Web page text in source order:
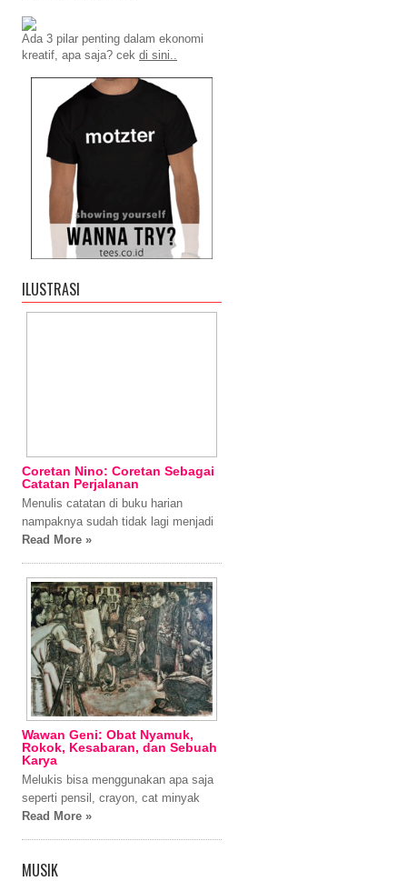
Ada 3 pilar penting dalam ekonomi
kreatif, apa saja? cek di sini..
ILUSTRASI
Coretan Nino: Coretan Sebagai
Catatan Perjalanan
Menulis catatan di buku harian
nampaknya sudah tidak lagi menjadi
Read More »
Wawan Geni: Obat Nyamuk,
Rokok, Kesabaran, dan Sebuah
Karya
Melukis bisa menggunakan apa saja
seperti pensil, crayon, cat minyak
Read More »
MUSIK